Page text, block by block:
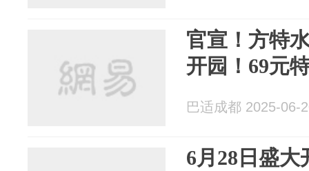
官宣！方特
开园！69元
巴适成都 2025-06-
6月28日盛